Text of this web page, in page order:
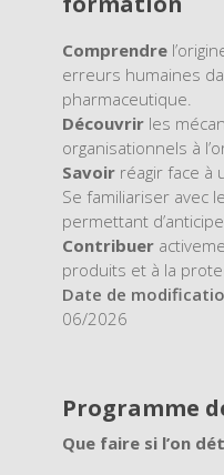
Comprendre
erreurs humaines
pharmaceutique.
Découvrir les
organisationnels à
Savoir réagir face à
Se familiariser avec
permettant
Contribuer
produits et à la
Date de
06/2026
Programme
Que faire si l’on